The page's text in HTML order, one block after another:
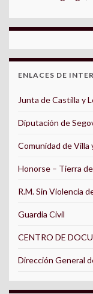
ENLACES DE
Junta de Castilla y
Diputación de
Comunidad de Villa
Honorse – Tierra
R.M. Sin Violencia
Guardia Civil
CENTRO DE
Dirección General